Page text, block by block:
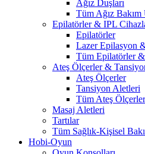
Ağız Duşları
Tüm Ağız
Epilatörler & IPL
Epilatörler
Lazer Epilasyon
Tüm Epilatörler
Ateş Ölçerler &
Ateş Ölçerler
Tansiyon Aletleri
Tüm Ateş
Masaj Aletleri
Tartılar
Tüm Sağlık-Kişisel
Hobi-Oyun